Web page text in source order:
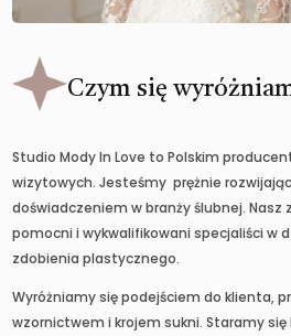
Czym się
Studio Mody In Love to Polskim
wizytowych. Jesteśmy prężnie
doświadczeniem w branży ślubnej. Nasz
pomocni i wykwalifikowani specjaliści w
zdobienia plastycznego.
Wyróżniamy się podejściem do klienta,
wzornictwem i krojem sukni. Staramy się